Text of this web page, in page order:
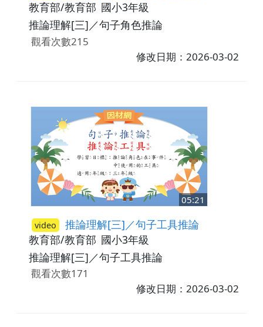
教育部/教育部 國小3年級
推論理解[三]／句子角色推論
觀看次數215
修改日期：2026-03-02
05:21
video 推論理解[三]／句子工具推論
教育部/教育部 國小3年級
推論理解[三]／句子工具推論
觀看次數171
修改日期：2026-03-02